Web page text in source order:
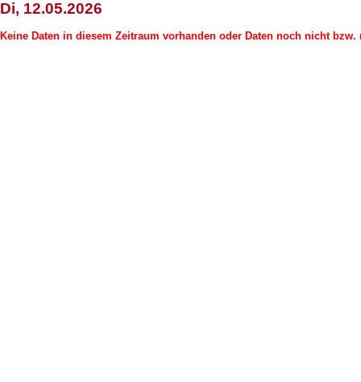
Di, 12.05.2026
Keine Daten in diesem Zeitraum vorhanden oder Daten noch nicht